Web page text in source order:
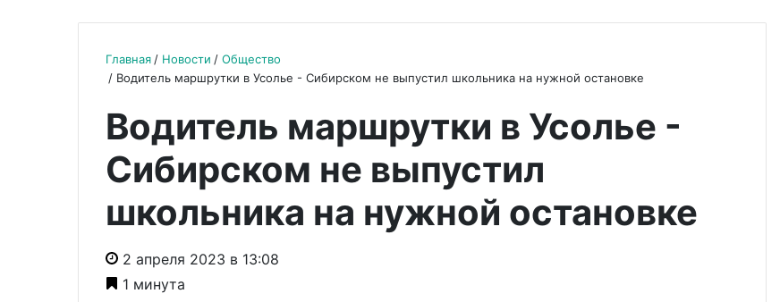
Главная Новости
Общество
Водитель маршрутки в Усолье - Сибирском не выпустил школьника на нужной остановке
Водитель маршрутки в Усолье -
Сибирском не выпустил
школьника на нужной остановке
2 апреля 2023 в 13:08
1 минута